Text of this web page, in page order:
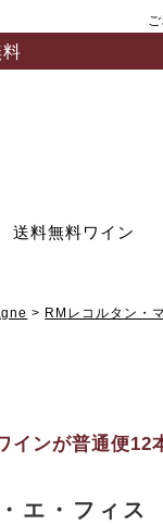
送料無料ワイン
RMレコルタン・
インが普通便12
エ・フィス